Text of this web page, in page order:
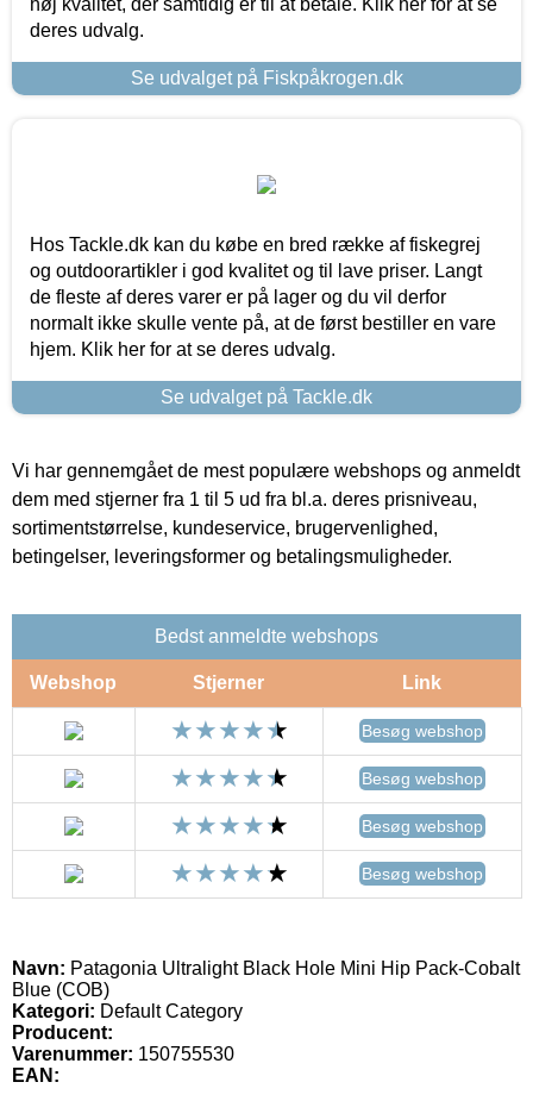
deres udvalg.
Se udvalget på Fiskpåkrogen.dk
Hos Tackle.dk kan du købe en bred række af fiskegrej
og outdoorartikler i god kvalitet og til lave priser. Langt
de fleste af deres varer er på lager og du vil derfor
normalt ikke skulle vente på, at de først bestiller en vare
hjem. Klik her for at se deres udvalg.
Se udvalget på Tackle.dk
Vi har gennemgået de mest populære webshops og anmeldt
dem med stjerner fra 1 til 5 ud fra bl.a. deres prisniveau,
sortimentstørrelse, kundeservice, brugervenlighed,
betingelser, leveringsformer og betalingsmuligheder.
Bedst anmeldte webshops
Webshop Stjerner Link
Besøg webshop
Besøg webshop
Besøg webshop
Besøg webshop
Navn: Patagonia Ultralight Black Hole Mini Hip Pack-Cobalt
Blue (COB)
Kategori: Default Category
Producent:
Varenummer: 150755530
EAN: